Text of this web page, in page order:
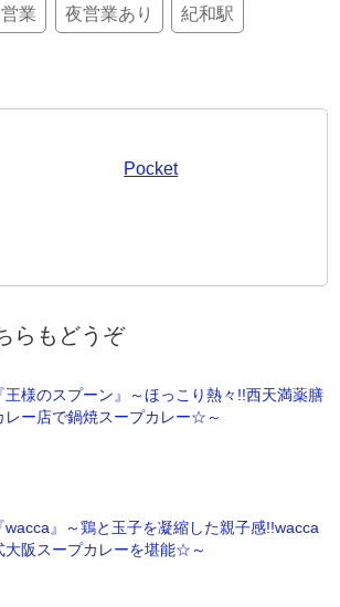
業 夜営業あり 紀和駅
Pocket
らもどうぞ
『王様のスプーン』～ほっこり熱々!!西天満薬膳
レー店で鍋焼スープカレー☆～
『wacca』～鶏と玉子を凝縮した親子感!!wacca
大阪スープカレーを堪能☆～